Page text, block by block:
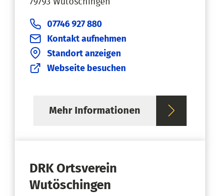
79793 Wutöschingen
07746 927 880
Kontakt aufnehmen
Standort anzeigen
Webseite besuchen
Mehr Informationen
DRK Ortsverein
Wutöschingen